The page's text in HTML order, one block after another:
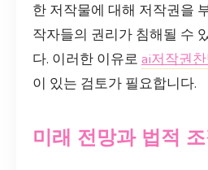
한 저작물에 대해 저작권을
작자들의 권리가 침해될 수
다. 이러한 이유로 ai저작권
이 있는 검토가 필요합니다.
미래 전망과 법적